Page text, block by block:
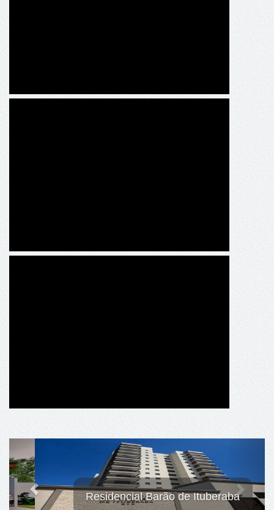
Residencial Barão de Ituberaba